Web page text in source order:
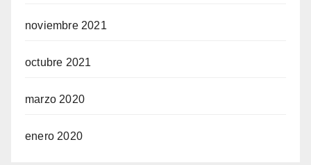
noviembre 2021
octubre 2021
marzo 2020
enero 2020